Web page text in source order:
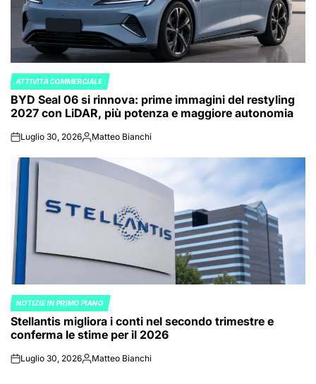
POSTED
IN
ATTIVITÀ COMMERCIALE
BYD Seal 06 si rinnova: prime immagini del restyling
2027 con LiDAR, più potenza e maggiore autonomia
onLuglio 30, 2026Posted
Matteo Bianchi
POSTED
IN
NOTIZIE IN PRIMO PIANO
Stellantis migliora i conti nel secondo trimestre e
conferma le stime per il 2026
onLuglio 30, 2026Posted
Matteo Bianchi